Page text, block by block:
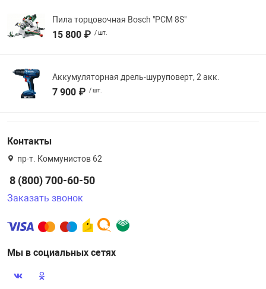
Пила торцовочная Bosch "PCM 8S"
15 800 ₽ / шт.
Аккумуляторная дрель-шуруповерт, 2 акк.
7 900 ₽ / шт.
Контакты
пр-т. Коммунистов 62
8 (800) 700-60-50
Заказать звонок
Мы в социальных сетях